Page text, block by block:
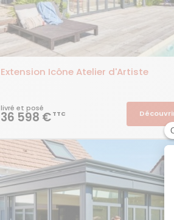
Extension Icône Atelier d'Artiste
livré et posé
36 598 €TTC